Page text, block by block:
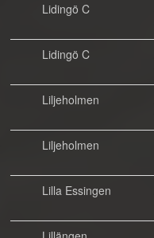
Lidingö C
Lidingö C
Liljeholmen
Liljeholmen
Lilla Essingen